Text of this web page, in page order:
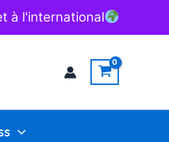
à l'international